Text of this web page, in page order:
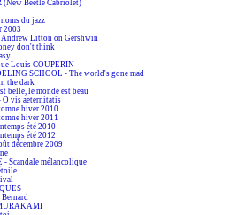
Beetle Cabriolet)
du jazz
2003
Litton on Gershwin
don't think
Louis COUPERIN
SCHOOL - The world's gone mad
the dark
belle, le monde est beau
vis aeternitatis
hiver 2010
hiver 2011
été 2010
été 2012
décembre 2009
Scandale mélancolique